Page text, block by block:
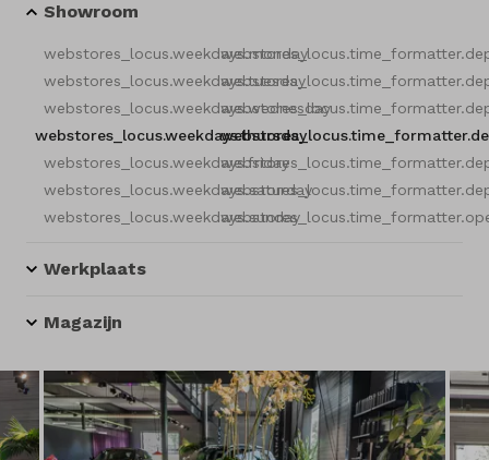
Showroom
webstores_locus.weekdays.monday
webstores_locus.weekdays.tuesday
webstores_locus.weekdays.wednesday
webstores_locus.weekdays.thursday
webstores_locus.weekdays.friday
webstores_locus.weekdays.saturday
webstores_locus.weekdays.sunday
Werkplaats
Magazijn